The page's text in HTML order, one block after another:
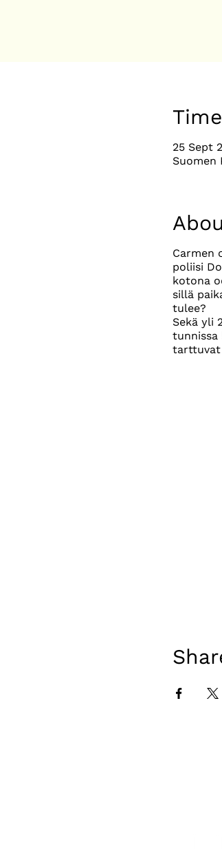
25 Sept
Suomen
Carmen
poliisi
kotona
sillä
tulee?
Sekä yli
tunnissa
tarttuvat